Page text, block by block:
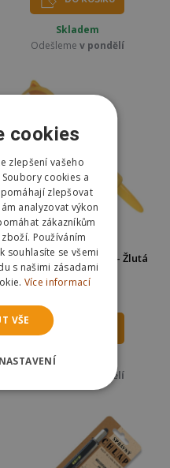
Skladem
Odešleme v pondělí
Albi Squishy propiska - Žlutá
kočka
Skladem
v pondělí
cookies
zlepšení vašeho
cookies a
zlepšovat
analyzovat výkon
zákazníkům
Používáním
souhlasíte se všemi
s našimi zásadami
Více informací
VŠE